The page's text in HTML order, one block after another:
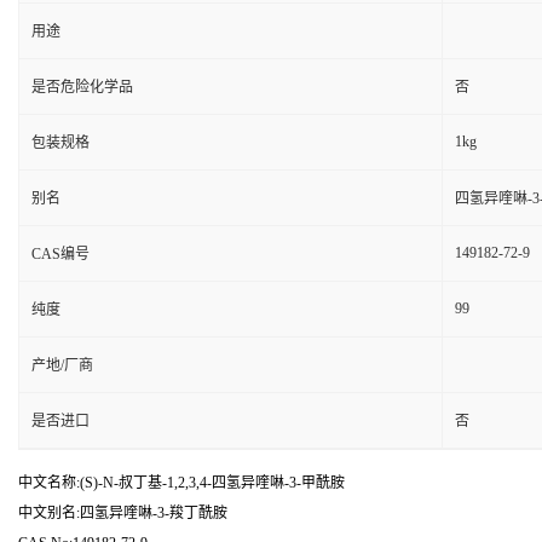
用途
是否危险化学品 否
包装规格 1kg
别名 四氢异喹啉-
CAS编号 149182-72-9
纯度 99
产地/厂商
是否进口 否
中文名称:(S)-N-叔丁基-1,2,3,4-四氢异喹啉-3-甲酰胺
中文别名:四氢异喹啉-3-羧丁酰胺